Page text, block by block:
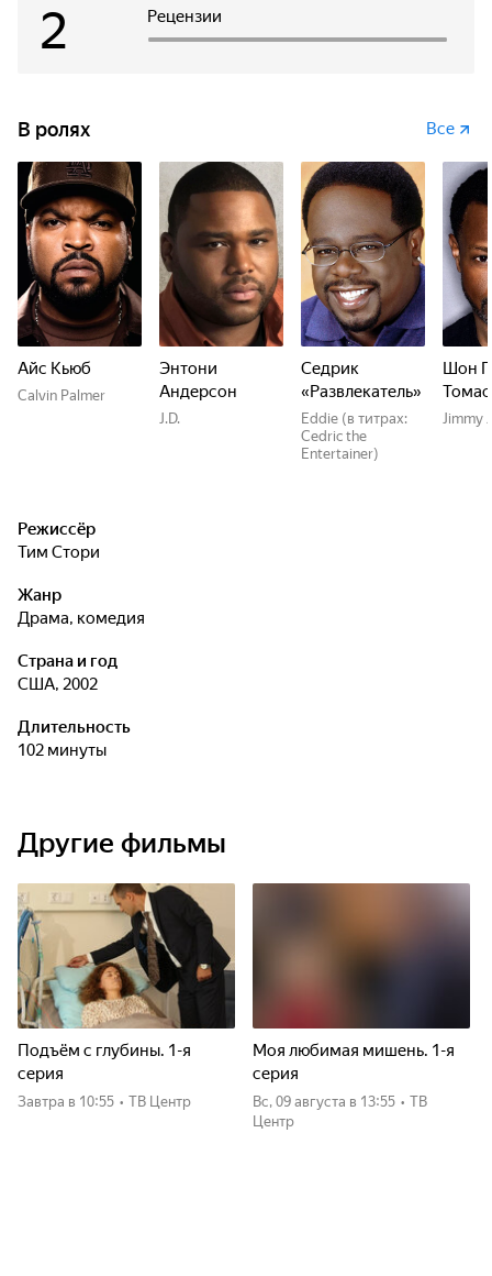
Рецензии
2
В ролях Все
Айс Кьюб
Calvin Palmer
Энтони
Андерсон
J.D.
Седрик
«Развлекатель»
Eddie (в титрах:
Cedric the
Entertainer)
Шон
Томас
Jimmy
Режиссёр
Тим Стори
Жанр
драма, комедия
Страна и год
США, 2002
Длительность
102 минуты
Другие фильмы
Подъём с глубины. 1-я
серия
Завтра в 10:55 • ТВ Центр
Моя любимая мишень. 1-я
серия
вс, 09 августа в 13:55 • ТВ
Центр